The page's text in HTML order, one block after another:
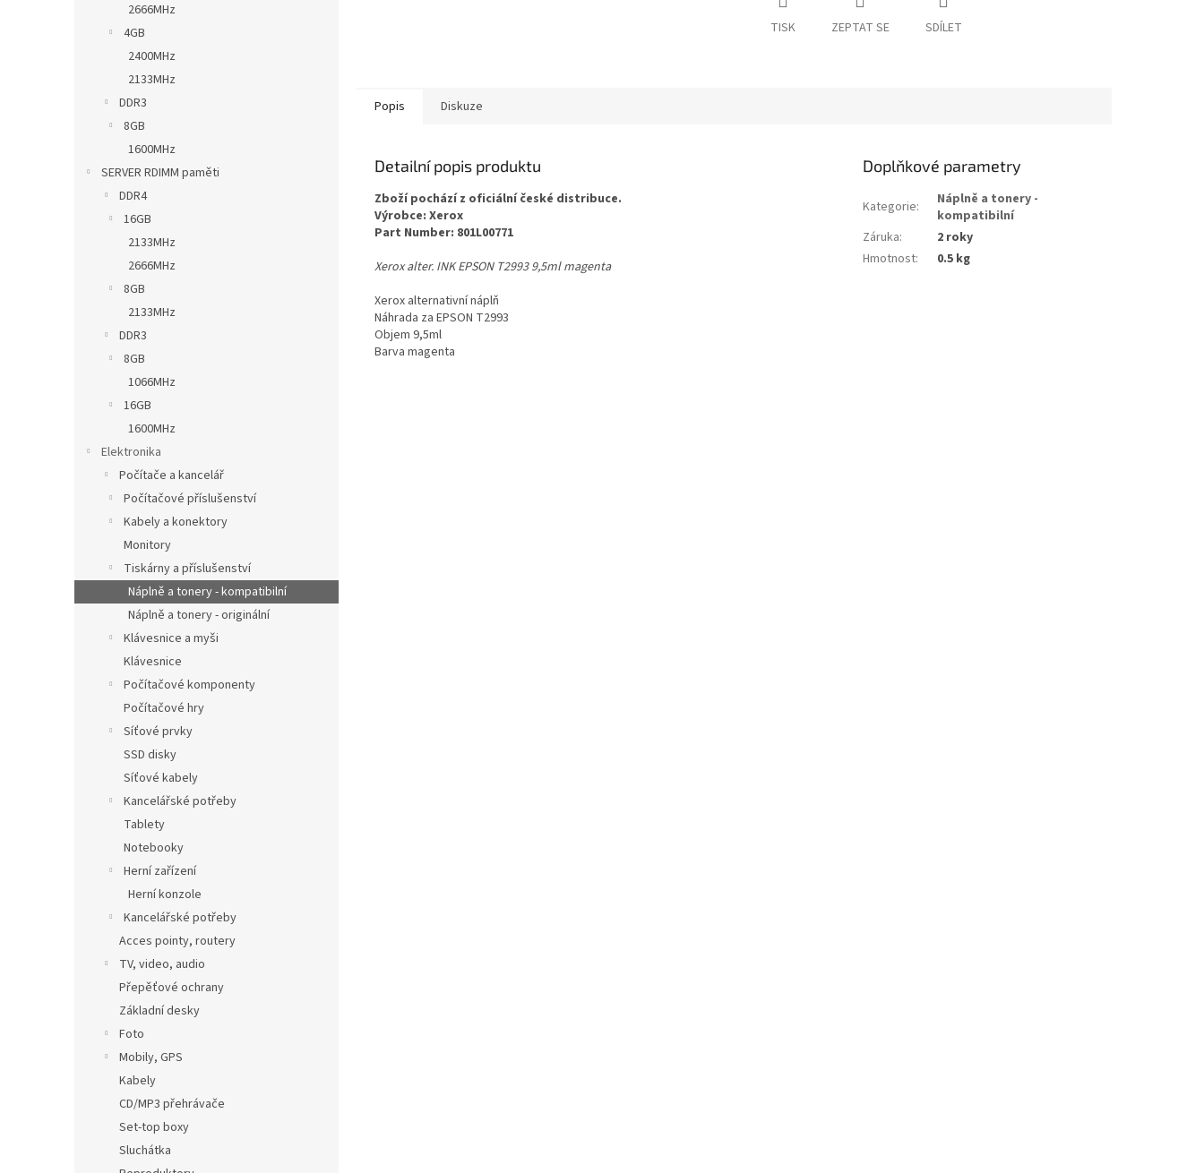
2666MHz
4GB
2400MHz
2133MHz
DDR3
8GB
1600MHz
SERVER RDIMM paměti
DDR4
16GB
2133MHz
2666MHz
8GB
2133MHz
DDR3
8GB
1066MHz
16GB
1600MHz
Elektronika
Počítače a kancelář
Počítačové příslušenství
Kabely a konektory
Monitory
Tiskárny a příslušenství
Náplně a tonery - kompatibilní
Náplně a tonery - originální
Klávesnice a myši
Klávesnice
Počítačové komponenty
Počítačové hry
Síťové prvky
SSD disky
Síťové kabely
Kancelářské potřeby
Tablety
Notebooky
Herní zařízení
Herní konzole
Kancelářské potřeby
Acces pointy, routery
TV, video, audio
Přepěťové ochrany
Základní desky
Foto
Mobily, GPS
Kabely
CD/MP3 přehrávače
Set-top boxy
Sluchátka
TISK ZEPTAT SE SDÍLET
Popis Diskuze
Detailní popis produktu
Zboží pochází z oficiální české distribuce.
Výrobce: Xerox
Part Number: 801L00771
Xerox alter. INK EPSON T2993 9,5ml magenta
Xerox alternativní náplň
Náhrada za EPSON T2993
Objem 9,5ml
Barva magenta
Doplňkové parametry
Kategorie:
Náplně a tonery -
kompatibilní
Záruka:
2 roky
Hmotnost: 0.5 kg